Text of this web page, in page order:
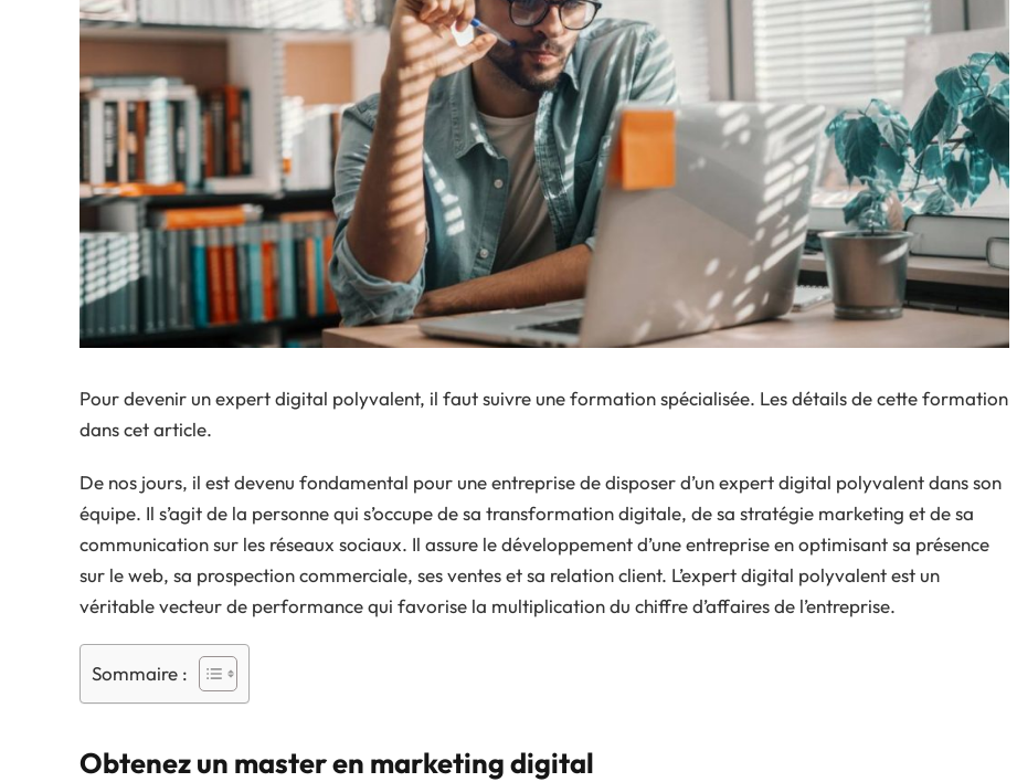
Pour devenir un expert digital polyvalent, il faut suivre une formation spécialisée. Les détails de cette formation
dans cet article.
De nos jours, il est devenu fondamental pour une entreprise de disposer d’un expert digital polyvalent dans son
équipe. Il s’agit de la personne qui s’occupe de sa transformation digitale, de sa stratégie marketing et de sa
communication sur les réseaux sociaux. Il assure le développement d’une entreprise en optimisant sa présence
sur le web, sa prospection commerciale, ses ventes et sa relation client. L’expert digital polyvalent est un
véritable vecteur de performance qui favorise la multiplication du chiffre d’affaires de l’entreprise.
Sommaire :
Obtenez un master en marketing digital